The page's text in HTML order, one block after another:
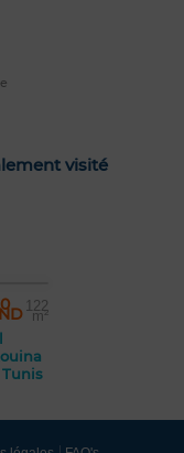
visité
122
m²
Tunis